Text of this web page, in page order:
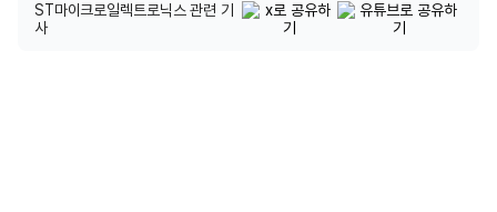
ST마이크로일렉트로닉스 관련 기
사